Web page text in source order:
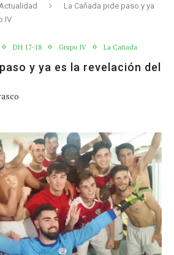
Actualidad
La Cañada pide paso y ya
IV
DH 17-18 Grupo IV La Cañada
y ya es la revelación del